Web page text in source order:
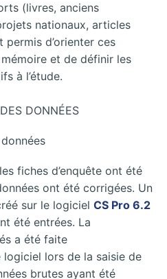
(livres, anciens
nationaux, articles
d’orienter ces
et de définir les
à l’étude.
DONNÉES
fiches d’enquête ont été
ont été corrigées. Un
sur le logiciel CS Pro 6.2
été entrées. La
a été faite
lors de la saisie de
brutes ayant été